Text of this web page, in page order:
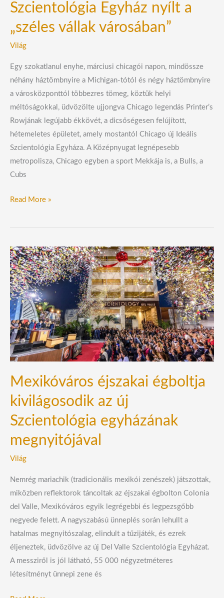
Szcientológia Egyház nyílt a
„széles vállak városában”
Világ
Egy szokatlanul enyhe, márciusi chicagói napon, mindössze
néhány háztömbnyire a Michigan-tótól és négy háztömbnyire
a városközponttól többezres tömeg, köztük helyi
méltóságokkal, üdvözölte ujjongva Chicago legendás Printer’s
Rowjának legújabb ékkövét, a dicsőségesen felújított,
hétemeletes épületet, amely mostantól Chicago új Ideális
Szcientológia Egyháza. A Középnyugat legnépesebb
metropolisza, Chicago egyben a sport Mekkája is, a Bulls, a
Cubs
Read More »
Mexikóváros éjszakai égboltja
kivilágosodik az új
Szcientológia egyházának
megnyitójával
Világ
Nemrég mariachik (tradicionális mexikói zenészek) játszottak,
miközben reflektorok táncoltak az éjszakai égbolton Colonia
del Valle, Mexikóváros egyik legrégebbi és legpezsgőbb
negyede felett. A nagyszabású ünneplés során lehullt a
hatalmas megnyitószalag, elindult a tűzijáték, és ezrek
éljeneztek, üdvözölve az új Del Valle Szcientológia Egyházat.
A messziről is jól látható, 55 000 négyzetméteres
létesítményt ünnepi zene és
Mexikóváros
éjszakai
égboltja
kivilágosodik
az
új
Szcientológia
egyházának
megnyitójával